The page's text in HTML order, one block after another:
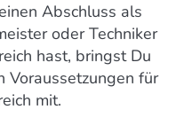
Abschluss als
oder Techniker
hast, bringst Du
Voraussetzungen für
mit.